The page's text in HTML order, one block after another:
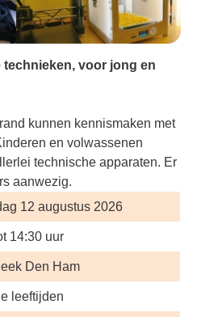
technieken, voor jong en
kunnen kennismaken met
en volwassenen
technische apparaten. Er
aanwezig.
12 augustus 2026
14:30 uur
Den Ham
leeftijden